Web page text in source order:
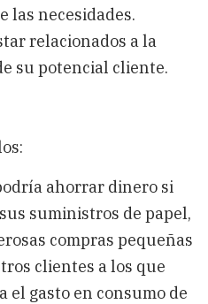
las necesidades.
relacionados a la
su potencial cliente.
ahorrar dinero si
suministros de papel,
compras pequeñas
clientes a los que
el gasto en consumo de